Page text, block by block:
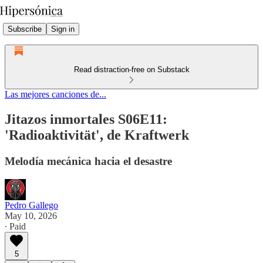
Subscribe Sign in
Read distraction-free on Substack
Las mejores canciones de...
Jitazos inmortales S06E11:
'Radioaktivität', de Kraftwerk
Melodía mecánica hacia el desastre
Pedro Gallego
May 10, 2026
∙ Paid
5